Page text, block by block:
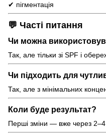
✔ пігментація
💬 Часті питання
Чи можна
Так, але тільки зі SPF і
Чи підходить для
Так, але з мінімальних
Коли буде результат?
Перші зміни — вже через 2–4